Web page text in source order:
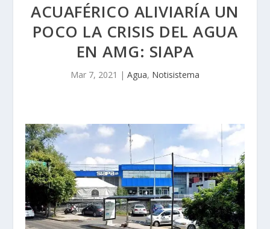
ACUAFÉRICO ALIVIARÍA UN
POCO LA CRISIS DEL AGUA
EN AMG: SIAPA
Mar 7, 2021 | Agua, Notisistema